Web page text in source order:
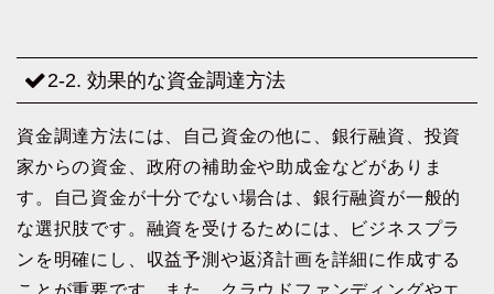
2-2. 効果的な資金調達方法
資金調達方法には、自己資金の他に、銀行融資、投資
家からの資金、政府の補助金や助成金などがありま
す。自己資金が十分でない場合は、銀行融資が一般的
な選択肢です。融資を受けるためには、ビジネスプラ
ンを明確にし、収益予測や返済計画を詳細に作成する
ことが重要です。また、クラウドファンディングやエ